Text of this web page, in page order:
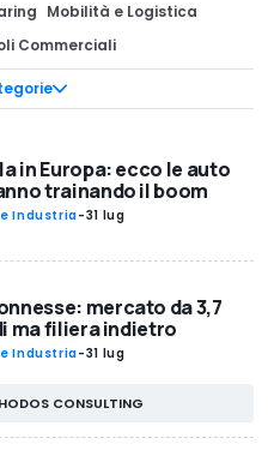
Mobilità e Logistica
Commerciali
in Europa: ecco le auto
trainando il boom
Industria-31 lug
mercato da 3,7
ma filiera indietro
Industria-31 lug
CONSULTING